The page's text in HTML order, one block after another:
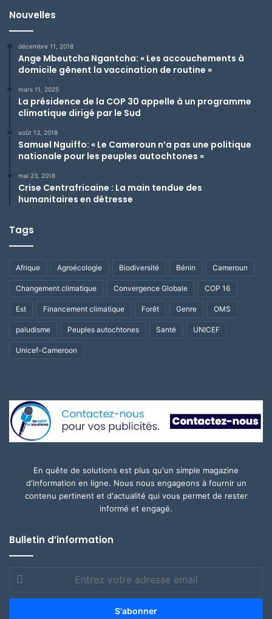
Nouvelles
décembre 11, 2018
Ange Mbeutcha Ngantcha: « Les accouchements à
domicile gênent la vaccination de routine »
mars 11, 2025
La présidence de la COP 30 appelle à un programme
climatique dirigé par le Sud
août 13, 2018
Samuel Nguiffo: « Le Cameroun n’a pas une politique
nationale pour les peuples autochtones »
mai 23, 2018
Crise Centrafricaine : La main tendue des
humanitaires en détresse
Tags
Afrique Agroécologie Biodiversité Bénin Cameroun
Changement climatique Convergence Globale COP 16
Est Financement climatique Forêt Genre OMS
paludisme Peuples autochtones Santé UNICEF
Unicef-Cameroon
En quête de solutions est plus qu'un simple magazine
d'information en ligne. Nous nous engageons à fournir un
contenu pertinent et d'actualité qui vous permet de rester
informé et engagé.
Bulletin d’information
Entrez
votre
adresse